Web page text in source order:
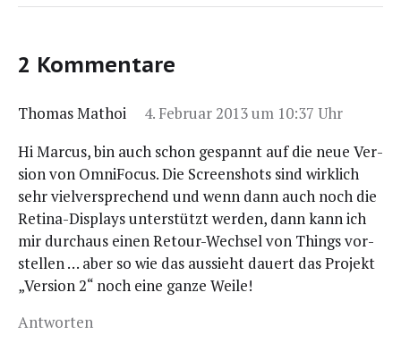
2 Kommentare
Thomas Mathoi
4. Februar 2013 um 10:37 Uhr
Hi Mar­cus, bin auch schon gespannt auf die neue Ver­
si­on von Omni­Fo­cus. Die Screen­shots sind wirk­lich
sehr viel­ver­spre­chend und wenn dann auch noch die
Reti­na-Dis­plays unter­stützt wer­den, dann kann ich
mir durch­aus einen Retour-Wech­sel von Things vor­
stel­len … aber so wie das aus­sieht dau­ert das Pro­jekt
„Ver­si­on 2“ noch eine gan­ze Weile!
Antworten